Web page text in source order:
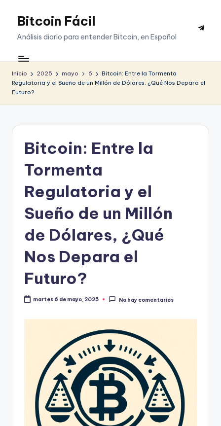
SaltarBitcoin Fácil
Análisis diario para entender Bitcoin, en Español
Inicio 2025 mayo 6
Bitcoin: Entre la Tormenta
Regulatoria y el Sueño de un Millón de Dólares, ¿Qué Nos Depara el
Futuro?
Bitcoin: Entre la
Tormenta
Regulatoria y el
Sueño de un Millón
de Dólares, ¿Qué
Nos Depara el
Futuro?
martes 6 de mayo, 2025 No hay comentarios